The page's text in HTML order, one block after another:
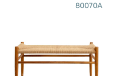
80070A